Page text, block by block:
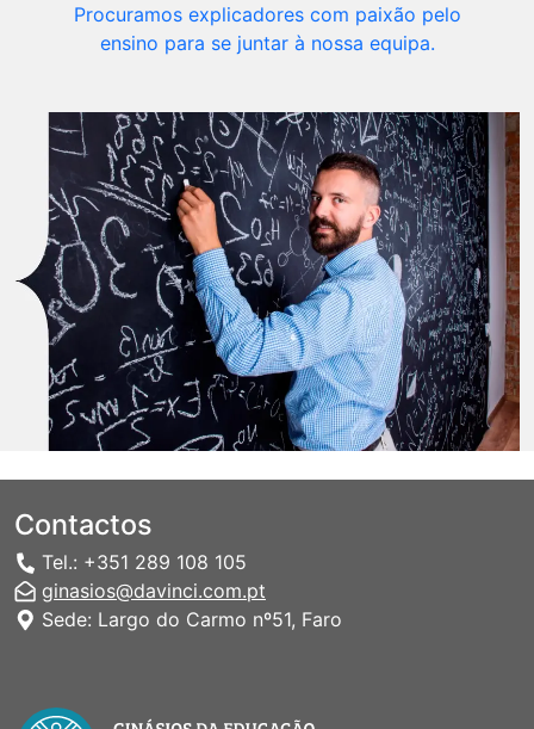
Procuramos explicadores com paixão pelo
ensino para se juntar à nossa equipa.
Contactos
Tel.: +351 289 108 105
ginasios@davinci.com.pt
Sede: Largo do Carmo nº51, Faro